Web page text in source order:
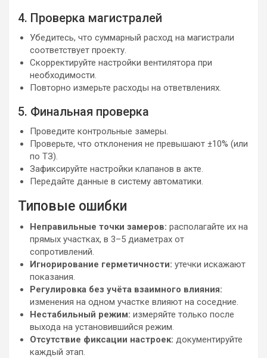
4. Проверка магистралей
Убедитесь, что суммарный расход на магистрали
соответствует проекту.
Скорректируйте настройки вентилятора при
необходимости.
Повторно измерьте расходы на ответвлениях.
5. Финальная проверка
Проведите контрольные замеры.
Проверьте, что отклонения не превышают ±10% (или
по ТЗ).
Зафиксируйте настройки клапанов в акте.
Передайте данные в систему автоматики.
Типовые ошибки
Неправильные точки замеров: располагайте их на
прямых участках, в 3–5 диаметрах от
сопротивлений.
Игнорирование герметичности: утечки искажают
показания.
Регулировка без учёта взаимного влияния:
изменения на одном участке влияют на соседние.
Нестабильный режим: измеряйте только после
выхода на установившийся режим.
Отсутствие фиксации настроек: документируйте
каждый этап.